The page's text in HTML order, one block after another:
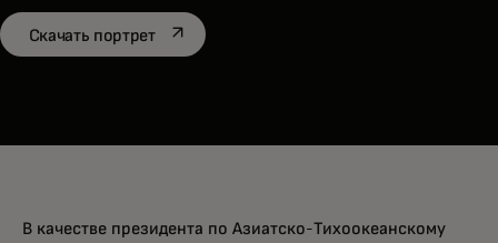
Скачать портретopens in a new tab
В качестве президента по Азиатско-Тихоокеанскому